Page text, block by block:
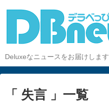
Deluxeなニュースをお届けします
「 失言 」一覧